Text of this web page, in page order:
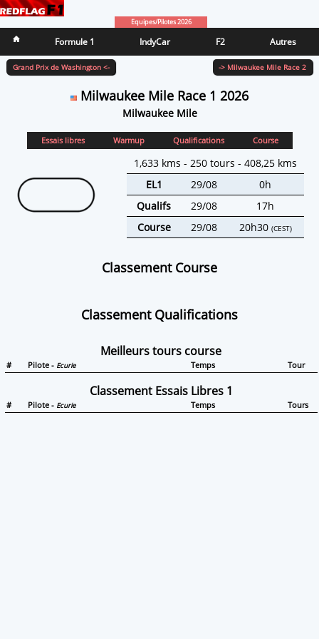
Equipes/Pilotes 2026
Formule 1 IndyCar F2 Autres
Grand Prix de Washington <- -> Milwaukee Mile Race 2
Milwaukee Mile Race 1 2026
Milwaukee Mile
Essais libres Warmup Qualifications Course
1,633 kms - 250 tours - 408,25 kms
EL1
29/08
0h
Qualifs
29/08
17h
Course
29/08 20h30 (CEST)
Classement Course
Classement Qualifications
Meilleurs tours course
# Pilote - Ecurie Temps Tour
Classement Essais Libres 1
# Pilote - Ecurie Temps Tours